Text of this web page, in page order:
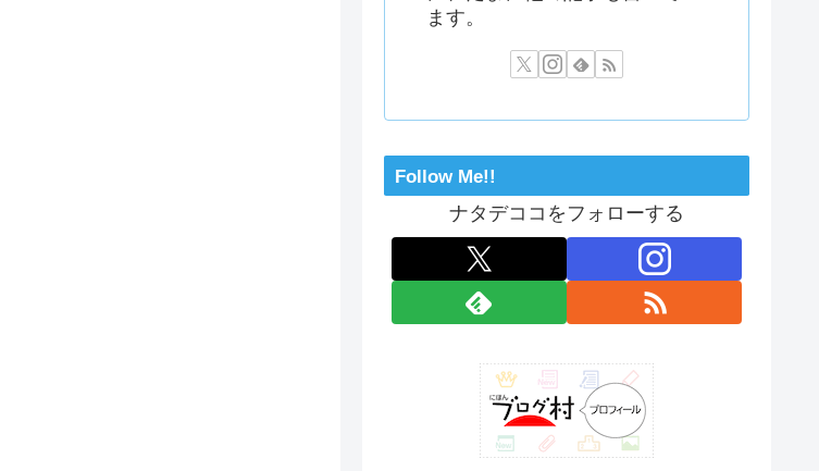
ます。
Follow Me!!
ナタデココをフォローする